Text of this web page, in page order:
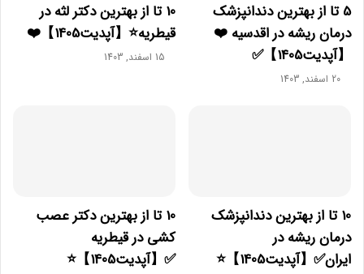
5 تا از بهترین دندانپزشک
درمان ریشه در اقدسیه ❤️
【آپدیت1405】✅
20 اسفند, 1403
10 تا از بهترین دکتر لثه در
قیطریه⭐【آپدیت1405】❤️
15 اسفند, 1403
10 تا از بهترین دندانپزشک
درمان ریشه در
ایران✅【آپدیت1405】⭐
10 تا از بهترین دکتر عصب
کشی در قیطریه
✅【آپدیت1405】⭐